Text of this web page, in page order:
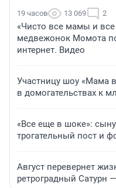
19 часов 13 069 2
«Чисто все мамы и все
медвежонок Момота
интернет. Видео
Участницу шоу «Мама
в домогательствах к
«Все еще в шоке»:
трогательный пост и
Август перевернет
ретроградный Сатурн